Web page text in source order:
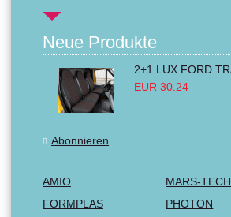
Neue Produkte
EUR 30.24
Abonnieren
AMIO
MARS-TECH
FORMPLAS
PHOTON